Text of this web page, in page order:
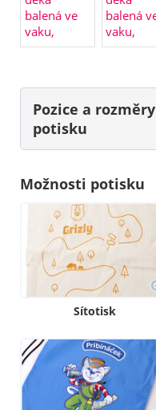
Pozice a rozměry
potisku
Možnosti potisku
Sítotisk